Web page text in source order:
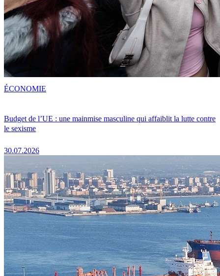
Budget de l’UE : une mainmise masculine qui affaiblit la lutte contre
le sexisme
30.07.2026
ÉCONOMIE